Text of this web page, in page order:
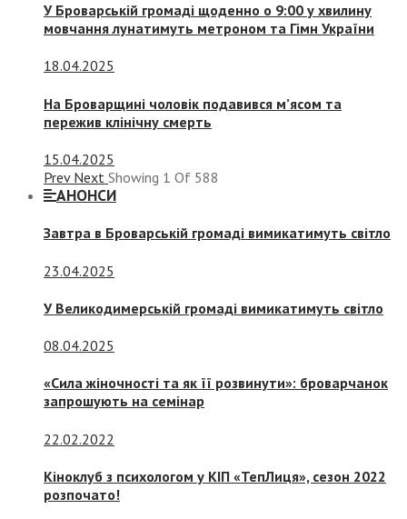
У Броварській громаді щоденно о 9:00 у хвилину
мовчання лунатимуть метроном та Гімн України
18.04.2025
На Броварщині чоловік подавився м’ясом та
пережив клінічну смерть
15.04.2025
Prev Next Showing 1 Of 588
АНОНСИ
Завтра в Броварській громаді вимикатимуть світло
23.04.2025
У Великодимерській громаді вимикатимуть світло
08.04.2025
«Сила жіночності та як її розвинути»: броварчанок
запрошують на семінар
22.02.2022
Кіноклуб з психологом у КІП «ТепЛиця», сезон 2022
розпочато!